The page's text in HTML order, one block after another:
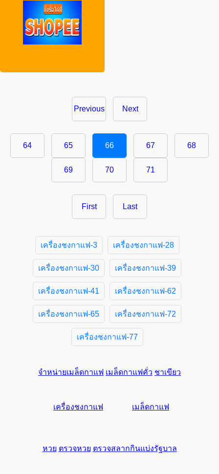
Previous Next
64 65 66 67 68
69 70 71
First Last
เครื่องชงกาแฟ-3 เครื่องชงกาแฟ-28
เครื่องชงกาแฟ-30 เครื่องชงกาแฟ-39
เครื่องชงกาแฟ-41 เครื่องชงกาแฟ-62
เครื่องชงกาแฟ-65 เครื่องชงกาแฟ-72
เครื่องชงกาแฟ-77
จำหน่ายเมล็ดกาแฟ เมล็ดกาแฟคั่ว ชาเขียว
เครื่องชงกาแฟ เมล็ดกาแฟ
หวย ตรวจหวย ตรวจสลากกินแบ่งรัฐบาล